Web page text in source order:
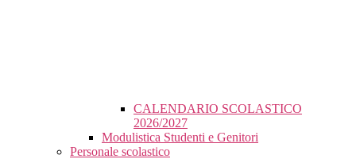
CALENDARIO SCOLASTICO
2026/2027
Modulistica Studenti e Genitori
Personale scolastico